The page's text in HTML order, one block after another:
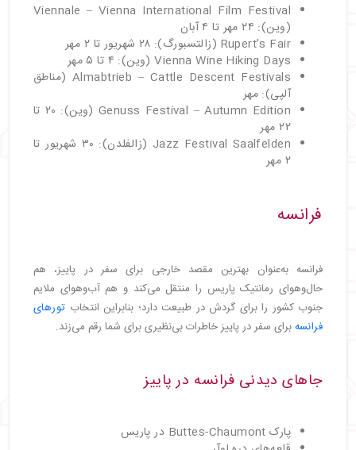
Viennale – Vienna International Film Festival
(وین): ۲۴ مهر تا ۴ آبان
Rupert’s Fair (زالتسبورگ): ۲۸ شهریور تا ۲ مهر
Vienna Wine Hiking Days (وین): ۴ تا ۵ مهر
Almabtrieb – Cattle Descent Festivals (مناطق
آلپی): مهر
Genuss Festival – Autumn Edition (وین): ۲۰ تا
۲۲ مهر
Jazz Festival Saalfelden (زالفلدن): ۳۰ شهریور تا
۲ مهر
فرانسه
فرانسه به‌عنوان بهترین مقصد خارجی برای سفر در پاییز، هم
حال‌وهوای رمانتیک پاریس را منتقل می‌کند و هم آب‌وهوای ملایم
جنوب کشور را برای گردش در طبیعت دارد؛ بنابراین انتخاب تورهای
فرانسهبرای سفر در پاییز خاطرات بی‌نظیری برای شما رقم می‌زند.
جاهای دیدنی فرانسه در پاییز
پارک Buttes-Chaumont در پاریس